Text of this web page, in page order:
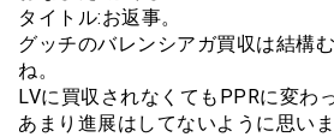
タイトル:お返事。
グッチのバレンシアガ買収は結構
ね。
LVに買収されなくてもPPRに変わ
あまり進展はしてないように思いま